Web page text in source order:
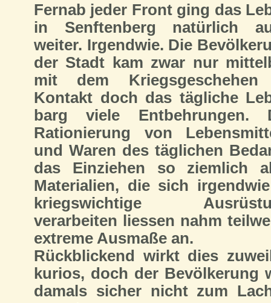
Fernab jeder Front ging das
in Senftenberg natürlich
weiter. Irgendwie. Die
der Stadt kam zwar nur
mit dem
Kontakt doch das tägliche
barg viele Entbehrungen.
Rationierung von
und Waren des täglichen
das Einziehen so ziemlich
Materialien, die sich
kriegswichtige
verarbeiten liessen nahm
extreme Ausmaße an.
Rückblickend wirkt dies
kurios, doch der Bevölkerung
damals sicher nicht zum